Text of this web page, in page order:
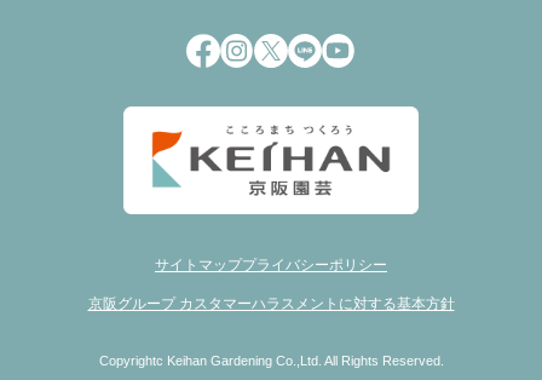
サイトマッププライバシーポリシー
京阪グループ カスタマーハラスメントに対する基本方針
Copyrightc Keihan Gardening Co.,Ltd. All Rights Reserved.